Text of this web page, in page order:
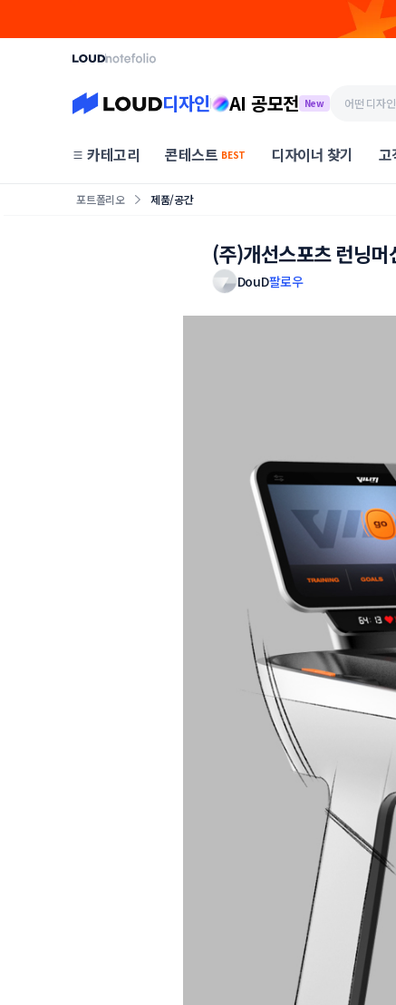
디자인 AI 공모전 New
카테고리 콘테스트 BEST 디자이너 찾기 고
포트폴리오 제품/공간
(주)개선스포츠 런닝
DouD팔로우